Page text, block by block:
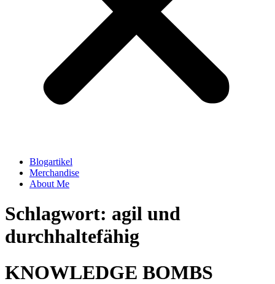
Blogartikel
Merchandise
About Me
Schlagwort: agil und
durchhaltefähig
KNOWLEDGE BOMBS